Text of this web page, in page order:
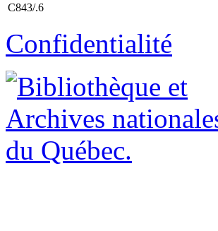
C843/.6
Confidentialité